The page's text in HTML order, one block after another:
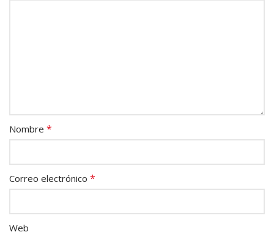
Nombre *
Correo electrónico *
Web